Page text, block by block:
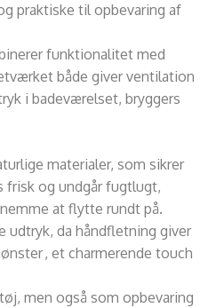
praktiske til opbevaring af
funktionalitet med
både giver ventilation
i badeværelset, bryggers
materialer, som sikrer
og undgår fugtlugt,
at flytte rundt på.
udtryk, da håndfletning giver
, et charmerende touch
men også som opbevaring